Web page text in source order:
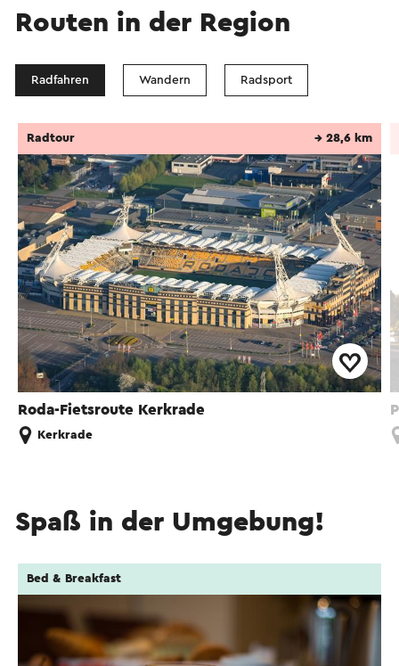
Routen in der Region
Radfahren Wandern Radsport
Roda-Fietsroute Kerkrade
Radtour → 28,6 km
Kerkrade
Spaß in der Umgebung!
Bed & Breakfast